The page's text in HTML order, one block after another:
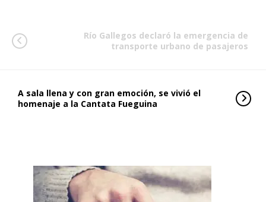
Río Gallegos declaró la emergencia de
transporte urbano de pasajeros
A sala llena y con gran emoción, se vivió el
homenaje a la Cantata Fueguina